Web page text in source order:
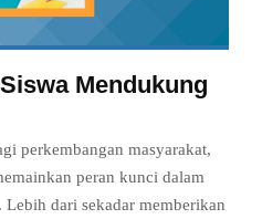
Mendukung
perkembangan masyarakat,
peran kunci dalam
dari sekadar memberikan